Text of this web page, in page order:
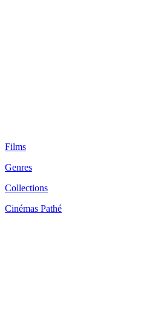
Films
Genres
Collections
Cinémas Pathé